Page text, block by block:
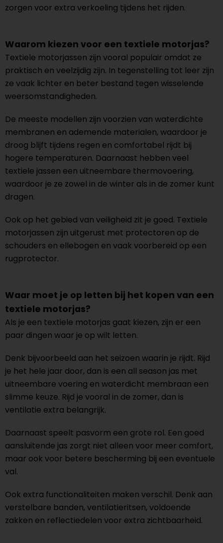
zorgen voor extra verkoeling tijdens het rijden.
Waarom kiezen voor een textiele motorjas?
Textiele motorjassen zijn vooral populair omdat ze
praktisch en veelzijdig zijn. In tegenstelling tot leer zijn
ze vaak lichter en beter bestand tegen wisselende
weersomstandigheden.
De meeste modellen zijn voorzien van waterdichte
membranen en ademende materialen, waardoor je
droog blijft tijdens regen en comfortabel rijdt bij
hogere temperaturen. Daarnaast hebben veel
textiele jassen een uitneembare thermovoering,
waardoor je ze zowel in de winter als in de zomer kunt
dragen.
Ook op het gebied van veiligheid zit je goed. Textiele
motorjassen zijn uitgerust met protectoren op de
schouders en ellebogen en vaak voorbereid op een
rugprotector.
Waar moet je op letten bij het kopen van een
textiele motorjas?
Als je een textiele motorjas gaat kiezen, zijn er een
paar dingen waar je op wilt letten.
Denk bijvoorbeeld aan het seizoen waarin je rijdt. Rijd
je het hele jaar door, dan is een all season jas met
uitneembare voering en waterdicht membraan een
slimme keuze. Rijd je vooral in de zomer, dan is
ventilatie extra belangrijk.
Daarnaast speelt pasvorm een grote rol. Een goed
aansluitende jas zorgt niet alleen voor meer comfort,
maar ook voor betere bescherming bij een eventuele
val.
Ook extra functionaliteiten maken verschil. Denk aan
verstelbare banden, ventilatieritsen, voldoende
zakken en reflectiedelen voor extra zichtbaarheid.